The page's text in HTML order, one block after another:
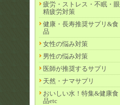
疲労・ストレス・不眠・眼
精疲労対策
健康・長寿推奨サプリ&食
品
女性の悩み対策
男性の悩み対策
医師が推奨するサプリ
天然・ナマサプリ
おいしい水！特集&健康食
品etc